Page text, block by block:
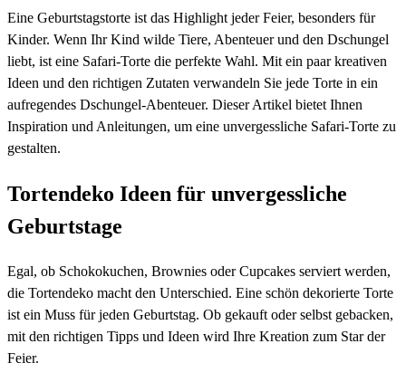
Eine Geburtstagstorte ist das Highlight jeder Feier, besonders für
Kinder. Wenn Ihr Kind wilde Tiere, Abenteuer und den Dschungel
liebt, ist eine Safari-Torte die perfekte Wahl. Mit ein paar kreativen
Ideen und den richtigen Zutaten verwandeln Sie jede Torte in ein
aufregendes Dschungel-Abenteuer. Dieser Artikel bietet Ihnen
Inspiration und Anleitungen, um eine unvergessliche Safari-Torte zu
gestalten.
Tortendeko Ideen für unvergessliche
Geburtstage
Egal, ob Schokokuchen, Brownies oder Cupcakes serviert werden,
die Tortendeko macht den Unterschied. Eine schön dekorierte Torte
ist ein Muss für jeden Geburtstag. Ob gekauft oder selbst gebacken,
mit den richtigen Tipps und Ideen wird Ihre Kreation zum Star der
Feier.